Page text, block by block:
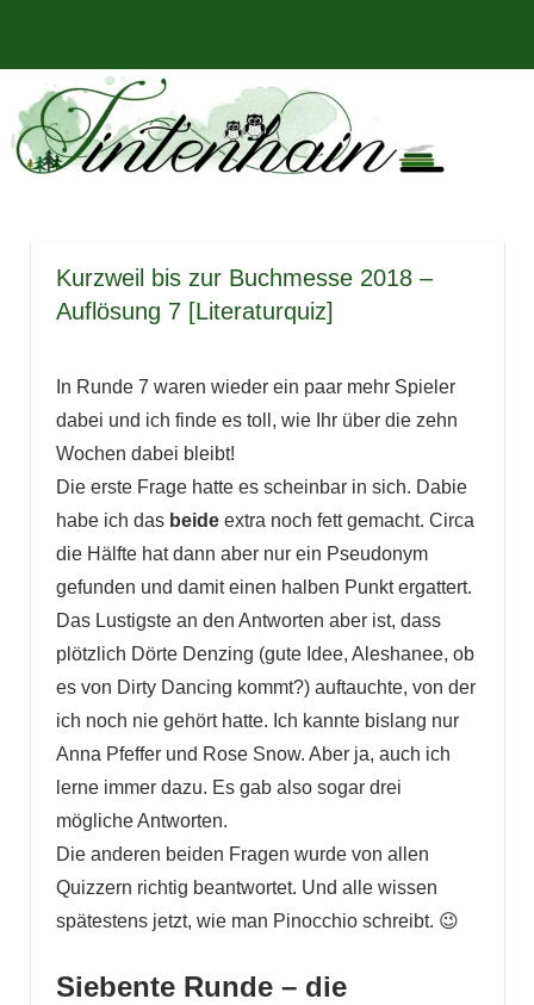
springen
Tintenhain
–
Der
Rezensionen
und
mehr
Kurzweil bis zur Buchmesse 2018 –
Auflösung 7 [Literaturquiz]
In Runde 7 waren wieder ein paar mehr Spieler
dabei und ich finde es toll, wie Ihr über die zehn
Wochen dabei bleibt!
Die erste Frage hatte es scheinbar in sich. Dabie
habe ich das beideextra noch fett gemacht. Circa
die Hälfte hat dann aber nur ein Pseudonym
gefunden und damit einen halben Punkt ergattert.
Das Lustigste an den Antworten aber ist, dass
plötzlich Dörte Denzing (gute Idee, Aleshanee, ob
es von Dirty Dancing kommt?) auftauchte, von der
ich noch nie gehört hatte. Ich kannte bislang nur
Anna Pfeffer und Rose Snow. Aber ja, auch ich
lerne immer dazu. Es gab also sogar drei
mögliche Antworten.
Die anderen beiden Fragen wurde von allen
Quizzern richtig beantwortet. Und alle wissen
spätestens jetzt, wie man Pinocchio schreibt. 😉
Siebente Runde – die